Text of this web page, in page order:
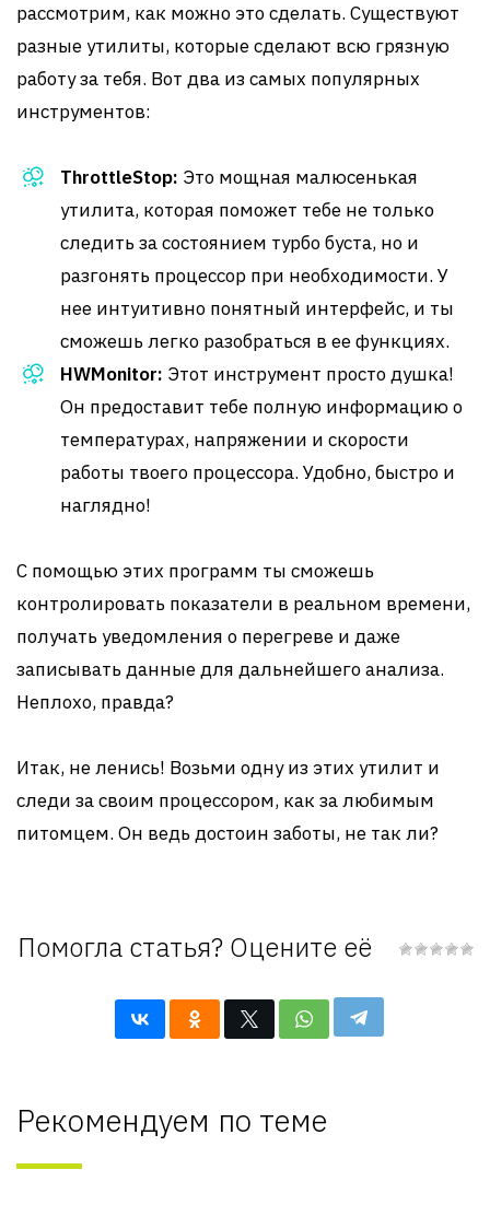
рассмотрим, как можно это сделать. Существуют
разные утилиты, которые сделают всю грязную
работу за тебя. Вот два из самых популярных
инструментов:
ThrottleStop: Это мощная малюсенькая
утилита, которая поможет тебе не только
следить за состоянием турбо буста, но и
разгонять процессор при необходимости. У
нее интуитивно понятный интерфейс, и ты
сможешь легко разобраться в ее функциях.
HWMonitor: Этот инструмент просто душка!
Он предоставит тебе полную информацию о
температурах, напряжении и скорости
работы твоего процессора. Удобно, быстро и
наглядно!
С помощью этих программ ты сможешь
контролировать показатели в реальном времени,
получать уведомления о перегреве и даже
записывать данные для дальнейшего анализа.
Неплохо, правда?
Итак, не ленись! Возьми одну из этих утилит и
следи за своим процессором, как за любимым
питомцем. Он ведь достоин заботы, не так ли?
Помогла статья? Оцените её
Рекомендуем по теме